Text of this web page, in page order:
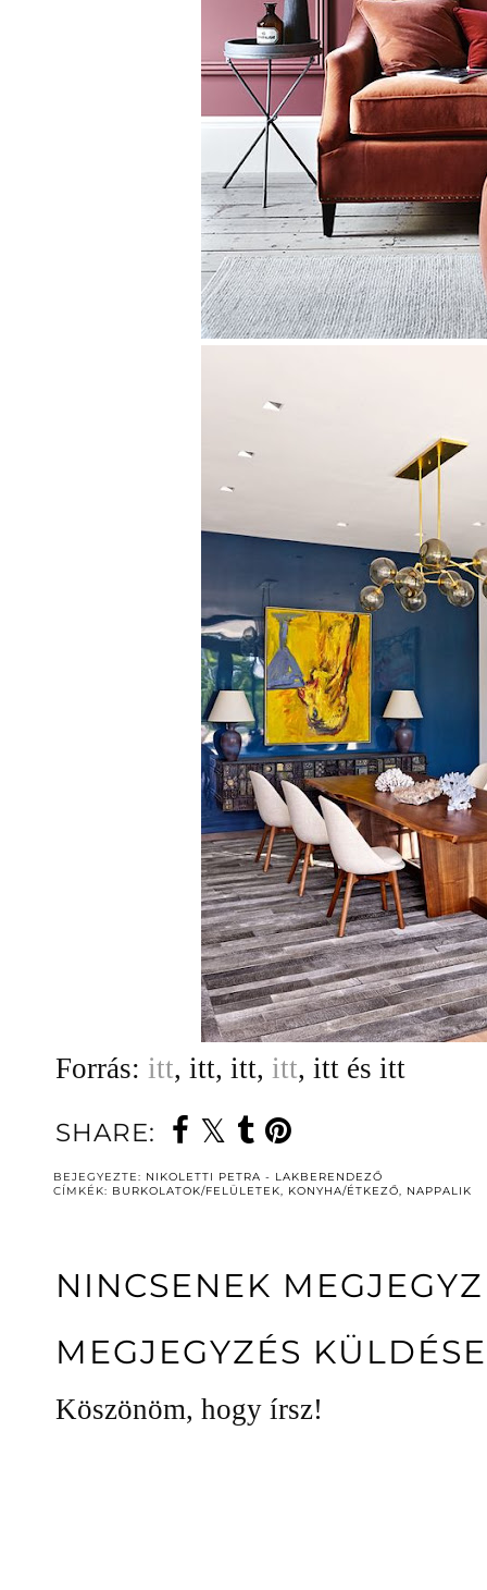
Forrás: itt, itt, itt, itt, itt és itt
SHARE:
BEJEGYEZTE: NIKOLETTI PETRA - LAKBERENDEZŐ
CÍMKÉK: BURKOLATOK/FELÜLETEK, KONYHA/ÉTKEZŐ, NAPPALIK
NINCSENEK
MEGJEGYZÉS KÜLDÉSE
Köszönöm, hogy írsz!